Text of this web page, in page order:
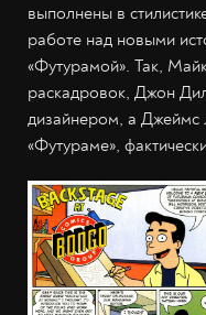
выполнены в
работе над новыми
«Футурамой». Так,
раскадровок, Джон
дизайнером, а Джеймс
«Футураме»,